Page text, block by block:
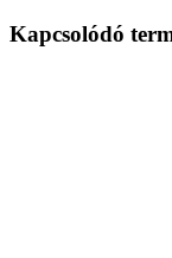
Kapcsolódó